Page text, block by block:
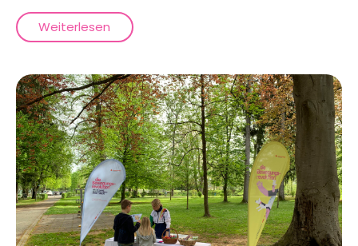
Weiterlesen